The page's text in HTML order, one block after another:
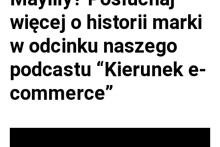
więcej o historii marki
w odcinku naszego
podcastu “Kierunek e-
commerce”